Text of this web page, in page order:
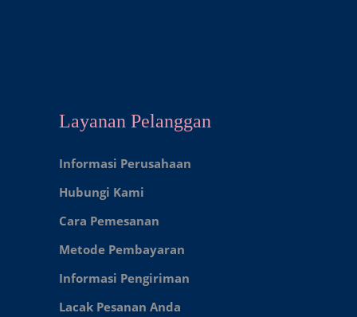
Layanan Pelanggan
Informasi Perusahaan
Hubungi Kami
Cara Pemesanan
Metode Pembayaran
Informasi Pengiriman
Lacak Pesanan Anda